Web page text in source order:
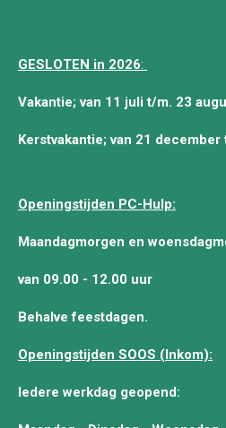
GESLOTEN in 2026:
Vakantie; van 11 juli t/m. 23
Kerstvakantie; van 21
Openingstijden PC-Hulp:
Maandagmorgen en
van 09.00 - 12.00 uur
Behalve feestdagen.
Openingstijden SOOS (Inkom):
Iedere werkdag geopend: